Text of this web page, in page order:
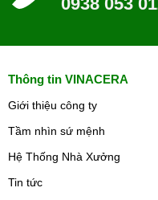
Thông tin VINACERA
Giới thiệu công ty
Tầm nhìn sứ mệnh
Hệ Thống Nhà Xưởng
Tin tức